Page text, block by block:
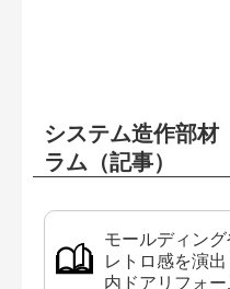
システム造作部
ラム（記事）
モールディン
レトロ感を演
内ドアリフォー